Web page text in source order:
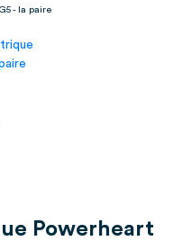
- la paire
Powerheart